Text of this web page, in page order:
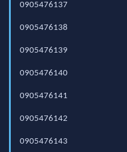
0905476137
0905476138
0905476139
0905476140
0905476141
0905476142
0905476143